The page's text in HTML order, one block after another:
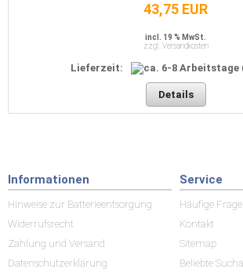
43,75 EUR
incl. 19 % MwSt.
zzgl. Versandkosten
Lieferzeit:
Details
Informationen
Hinweise zur Batterieentsorgung
Widerrufsrecht
Zahlung und Versand
Datenschutzerklärung
Service
Häufige
Kontakt
Sitemap
Beliebte